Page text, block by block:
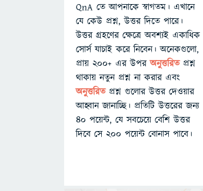
QnA তে আপনাকে স্বাগতম। এখানে
যে কেউ প্রশ্ন, উত্তর দিতে পারে।
উত্তর গ্রহণের ক্ষেত্রে অবশ্যই একাধিক
সোর্স যাচাই করে নিবেন। অনেকগুলো,
প্রায় ২০০+ এর উপরঅনুত্তরিতপ্রশ্ন
থাকায় নতুন প্রশ্ন না করার এবং
অনুত্তরিত প্রশ্ন গুলোর উত্তর দেওয়ার
আহ্বান জানাচ্ছি। প্রতিটি উত্তরের জন্য
৪০ পয়েন্ট, যে সবচেয়ে বেশি উত্তর
দিবে সে ২০০ পয়েন্ট বোনাস পাবে।